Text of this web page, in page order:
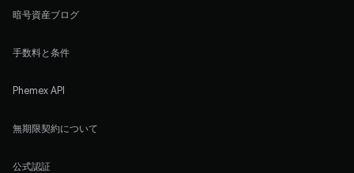
暗号資産ブログ
手数料と条件
Phemex API
無期限契約について
公式認証